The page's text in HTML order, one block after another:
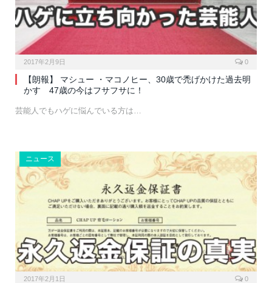
2017年2月9日 0
【朗報】 マシュー ・マコノヒー、30歳で禿げかけた過去明
かす 47歳の今はフサフサに！
芸能人でもハゲに悩んでいる方は…
ニュース
2017年2月1日 0